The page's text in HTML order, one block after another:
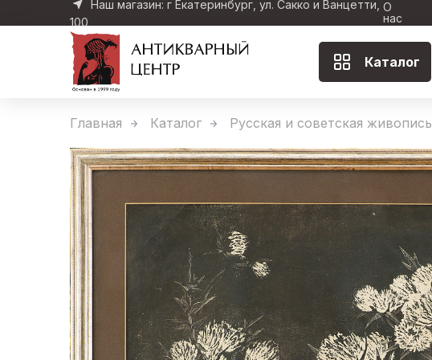
Наш магазин: г Екатеринбург, ул. Сакко и Ванцетти,
100
О
нас
Каталог
Главная Каталог Русская и советская живопись